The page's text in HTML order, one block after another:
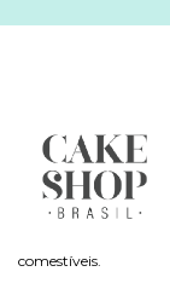
comestíveis.